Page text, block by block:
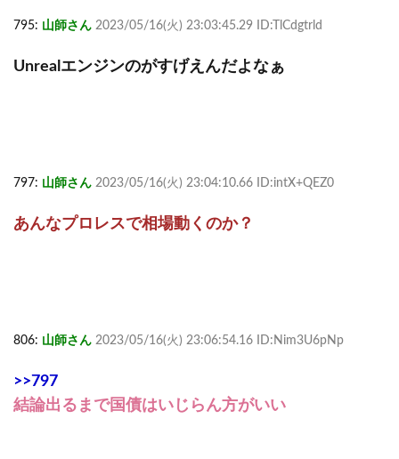
795: 山師さん 2023/05/16(火) 23:03:45.29 ID:TlCdgtrld
Unrealエンジンのがすげえんだよなぁ
797: 山師さん 2023/05/16(火) 23:04:10.66 ID:intX+QEZ0
あんなプロレスで相場動くのか？
806: 山師さん 2023/05/16(火) 23:06:54.16 ID:Nim3U6pNp
>>797
結論出るまで国債はいじらん方がいい